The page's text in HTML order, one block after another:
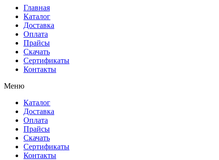
Главная
Каталог
Доставка
Оплата
Прайсы
Cкачать
Сертификаты
Контакты
Меню
Каталог
Доставка
Оплата
Прайсы
Cкачать
Сертификаты
Контакты